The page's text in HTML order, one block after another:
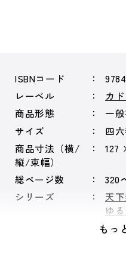
ISBNコード
レーベル
カ
商品形態
一
サイズ
四
商品寸法（横/
縦/束幅）
127
総ページ数
320
シリーズ
天
ゆ
もっ